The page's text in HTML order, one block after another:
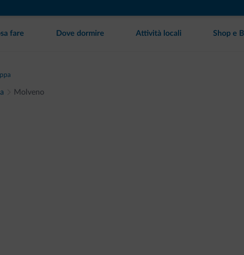
fare Dove dormire Attività locali Shop e
Molveno